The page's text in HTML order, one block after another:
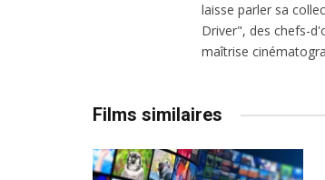
laisse parler sa
Driver", des chefs-
maîtrise
Films similaires